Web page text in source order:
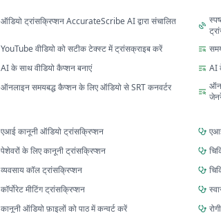
ऑडियो ट्रांसक्रिप्शन AccurateScribe AI द्वारा संचालित
YouTube वीडियो को सटीक टेक्स्ट में ट्रांसक्राइब करें
AI के साथ वीडियो कैप्शन बनाएं
AI
ऑनलाइन समयबद्ध कैप्शन के लिए ऑडियो से SRT कनवर्टर
एआई कानूनी ऑडियो ट्रांसक्रिप्शन
पेशेवरों के लिए कानूनी ट्रांसक्रिप्शन
व्यवसाय कॉल ट्रांसक्रिप्शन
कॉर्पोरेट मीटिंग ट्रांसक्रिप्शन
कानूनी ऑडियो फ़ाइलों को पाठ में कन्वर्ट करें